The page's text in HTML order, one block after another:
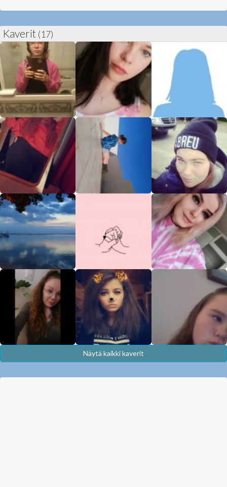
Kaverit (17)
Näytä kaikki kaverit